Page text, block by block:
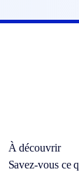
À découvrir
Savez-vous ce